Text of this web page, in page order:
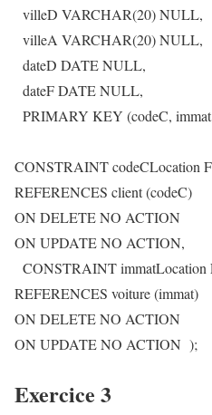
villeD VARCHAR(20) NULL,
villeA VARCHAR(20) NULL,
dateD DATE NULL,
dateF DATE NULL,
PRIMARY KEY (codeC,
CONSTRAINT codeCLocation
REFERENCES client (codeC)
ON DELETE NO ACTION
ON UPDATE NO ACTION,
CONSTRAINT
REFERENCES voiture (immat)
ON DELETE NO ACTION
ON UPDATE NO ACTION );
Exercice 3